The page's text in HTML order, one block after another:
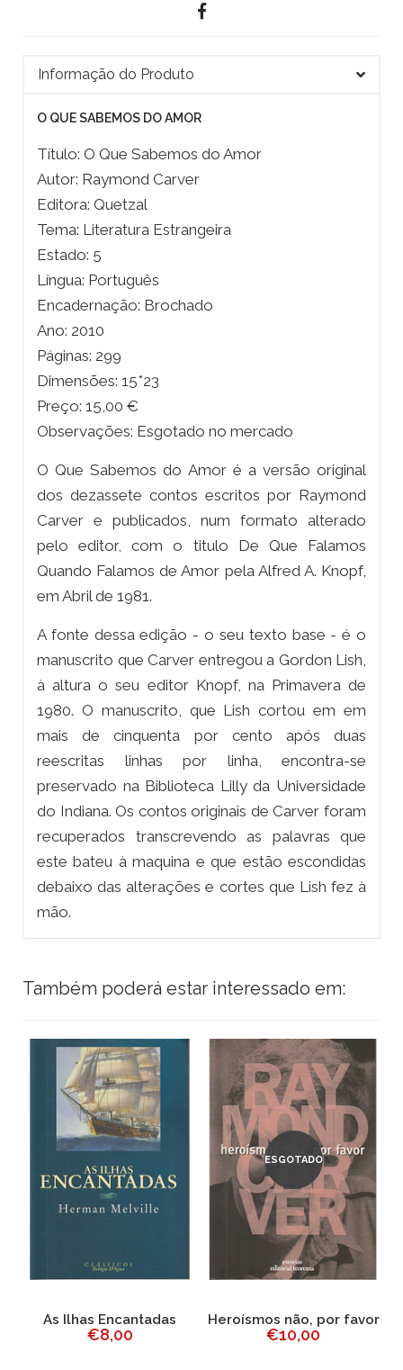
Informação do Produto
O QUE SABEMOS DO AMOR
Título: O Que Sabemos do Amor
Autor: Raymond Carver
Editora: Quetzal
Tema: Literatura Estrangeira
Estado: 5
Língua: Português
Encadernação: Brochado
Ano: 2010
Páginas: 299
Dimensões: 15*23
Preço: 15,00 €
Observações: Esgotado no mercado
O Que Sabemos do Amor é a versão original
dos dezassete contos escritos por Raymond
Carver e publicados, num formato alterado
pelo editor, com o titulo De Que Falamos
Quando Falamos de Amor pela Alfred A. Knopf,
em Abril de 1981.
A fonte dessa edição - o seu texto base - é o
manuscrito que Carver entregou a Gordon Lish,
à altura o seu editor Knopf, na Primavera de
1980. O manuscrito, que Lish cortou em em
mais de cinquenta por cento após duas
reescritas linhas por linha, encontra-se
preservado na Biblioteca Lilly da Universidade
do Indiana. Os contos originais de Carver foram
recuperados transcrevendo as palavras que
este bateu à maquina e que estão escondidas
debaixo das alterações e cortes que Lish fez à
mão.
Também poderá estar interessado em:
As Ilhas Encantadas
€8,00
ESGOTADO
Heroísmos não, por favor
€10,00